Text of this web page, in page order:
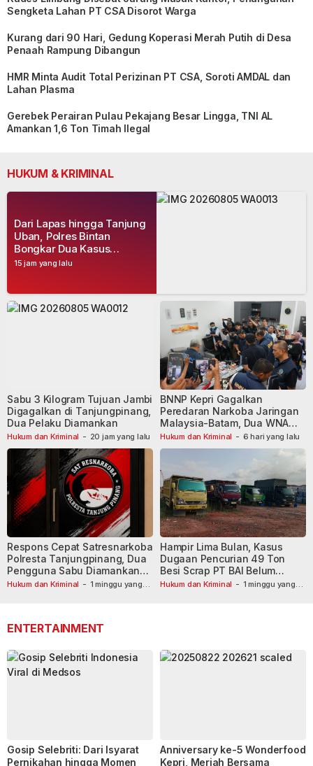
Sengketa Lahan PT CSA Disorot Warga
Kurang dari 90 Hari, Gedung Koperasi Merah Putih di Desa
Penaah Rampung Dibangun
HMR Minta Audit Total Perizinan PT CSA, Soroti AMDAL dan
Lahan Plasma
Gerebek Perairan Pulau Pekajang Besar Lingga, TNI AL
Amankan 1,6 Ton Timah Ilegal
HUKUM & KRIMINAL
15 jam yang lalu
Dari Lapas hingga Tanjung
Uban, Polres Bintan
Bongkar Dua Kasus
Narkoba, Empat Tersangka
Hukum dan Kriminal - 20 jam yang lalu
Sabu 3 Kilogram Tujuan Jambi
Digagalkan di Tanjungpinang,
Dua Pelaku Diamankan
Hukum dan Kriminal - 6 hari yang lalu
BNNP Kepri Gagalkan
Peredaran Narkoba Jaringan
Malaysia-Batam, Dua WNA
Masih Diburu
Hukum dan Kriminal - 1 minggu yang
Respons Cepat Satresnarkoba
Polresta Tanjungpinang, Dua
Pengguna Sabu Diamankan
Usai Dilaporkan ke Call Center
Hukum dan Kriminal - 1 minggu yang
Hampir Lima Bulan, Kasus
Dugaan Pencurian 49 Ton
Besi Scrap PT BAI Belum
Tetapkan Tersangka
ENTERTAINMENT
Gosip Selebriti: Dari Isyarat
Pernikahan hingga Momen
Anniversary ke-5 Wonderfood
Kepri, Meriah Bersama